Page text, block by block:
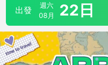
出發
週六
08月
22日